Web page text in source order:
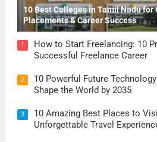
10 Best Colleges in Tamil Nadu for
Placements & Career Success
1
How to Start Freelancing: 10
Successful Freelance Career
2
10 Powerful Future
Shape the World by 2035
3
10 Amazing Best Places to
Unforgettable Travel